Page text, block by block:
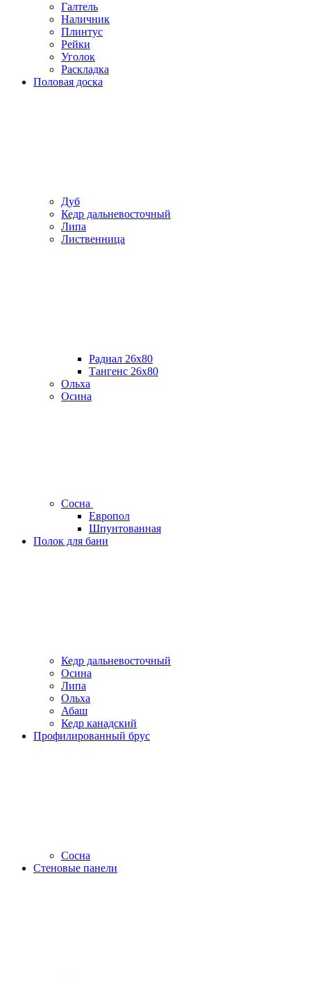
Галтель
Наличник
Плинтус
Рейки
Уголок
Раскладка
Половая доска
Дуб
Кедр дальневосточный
Липа
Лиственница
Радиал 26х80
Тангенс 26х80
Ольха
Осина
Сосна
Европол
Шпунтованная
Полок для бани
Кедр дальневосточный
Осина
Липа
Ольха
Абаш
Кедр канадский
Профилированный брус
Сосна
Стеновые панели